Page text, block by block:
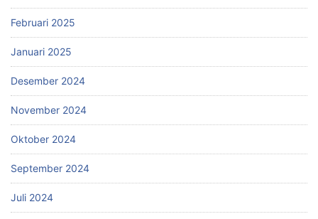
Februari 2025
Januari 2025
Desember 2024
November 2024
Oktober 2024
September 2024
Juli 2024